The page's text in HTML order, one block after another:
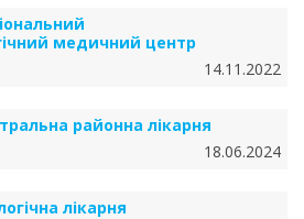
медичний центр
14.11.2022
районна лікарня
18.06.2024
лікарня